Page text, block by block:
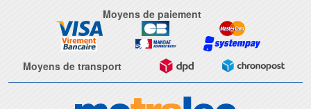
Moyens de paiement
Moyens de transport